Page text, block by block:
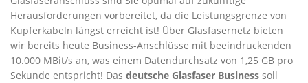
Herausforderungen vorbereitet, da die Leistungsgrenze von
Kupferkabeln längst erreicht ist! Über Glasfasernetz bieten
wir bereits heute Business-Anschlüsse mit beeindruckenden
10.000 MBit/s an, was einem Datendurchsatz von 1,25 GB pro
Sekunde entspricht! Das deutsche Glasfaser Business soll